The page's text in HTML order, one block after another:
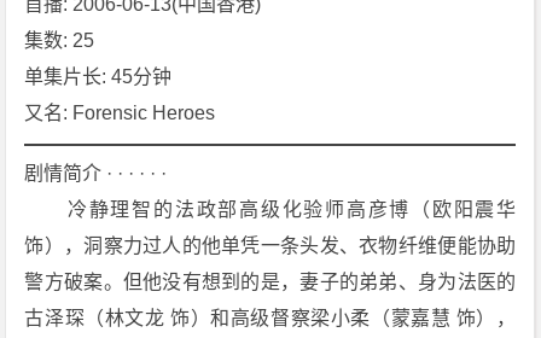
情]
[犯
罪]
[香
首播: 2006-06-13(中国香港)
集数: 25
单集片长: 45分钟
又名: Forensic Heroes
剧情简介 · · · · · ·
冷静理智的法政部高级化验师高彦博（欧阳震华
饰），洞察力过人的他单凭一条头发、衣物纤维便能协助
警方破案。但他没有想到的是，妻子的弟弟、身为法医的
古泽琛（林文龙 饰）和高级督察梁小柔（蒙嘉慧 饰），